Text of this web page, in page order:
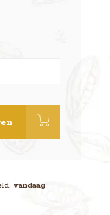
vandaag